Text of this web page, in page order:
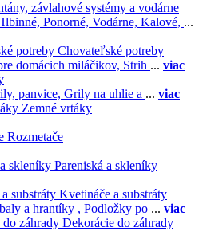
závlahové systémy a vodárne
Ponorné, Vodárne, Kalové, ...
Chovateľské potreby
domácich miláčikov, Strih ... viac
panvice, Grily na uhlie a ... viac
Zemné vrtáky
Rozmetače
Pareniská a skleníky
Kvetináče a substráty
a hrantíky , Podložky po ... viac
Dekorácie do záhrady